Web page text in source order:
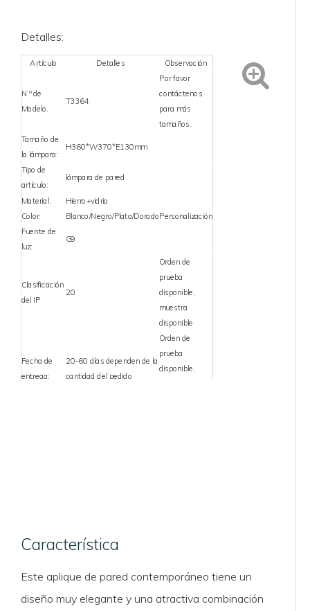
Detalles:
Artículo Detalles Observación
N º de
Modelo.
T3364
Por favor
contáctenos
para más
tamaños.
Tamaño de
la lámpara:
H360*W370*E130mm
Tipo de
artículo:
lámpara de pared
Material: Hierro+vidrio
Color: Blanco/Negro/Plata/DoradoPersonalización
Fuente de
luz:
G9
Clasificación
del IP
20
Orden de
prueba
disponible,
muestra
disponible
Fecha de
entrega:
20-60 días dependen de la
cantidad del pedido
Orden de
prueba
disponible,
Característica
Este aplique de pared contemporáneo tiene un
diseño muy elegante y una atractiva combinación